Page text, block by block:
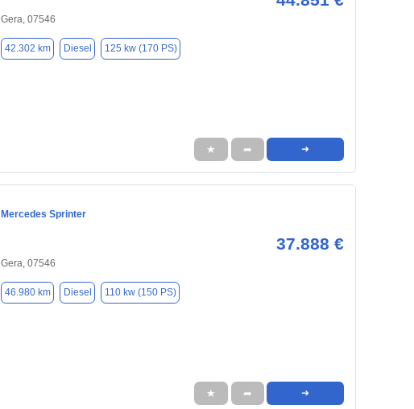
Gera, 07546
42.302 km Diesel 125 kw (170 PS)
★ ➦ ➜
Mercedes Sprinter
37.888 €
Gera, 07546
46.980 km Diesel 110 kw (150 PS)
★ ➦ ➜